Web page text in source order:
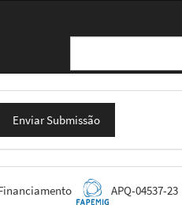
Enviar Submissão
APQ-04537-23